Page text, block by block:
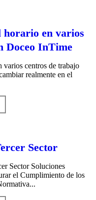
en varios
Doceo InTime
centros de trabajo
realmente en el
Sector
Sector Soluciones
el Cumplimiento de los